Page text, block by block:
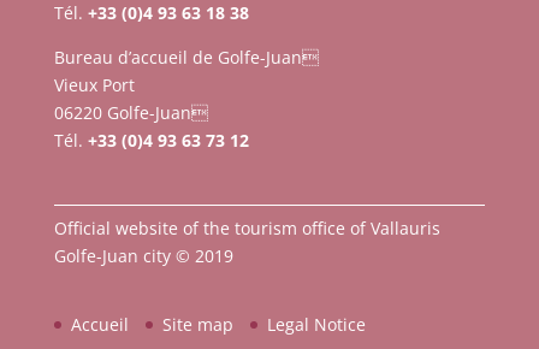
Tél. +33 (0)4 93 63 18 38
Bureau d’accueil de Golfe-Juan
Vieux Port
06220 Golfe-Juan
Tél. +33 (0)4 93 63 73 12
Official website of the tourism office of Vallauris
Golfe-Juan city © 2019
Accueil Site map Legal Notice